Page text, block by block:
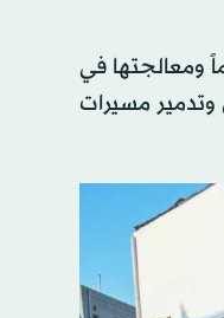
«جراء العدوان الإيراني الآثم الذي تتعرض له مملكة البحرين.. إصابة بسيطة لطفلة 11 عاماً ومعالجتها في
مسيرات